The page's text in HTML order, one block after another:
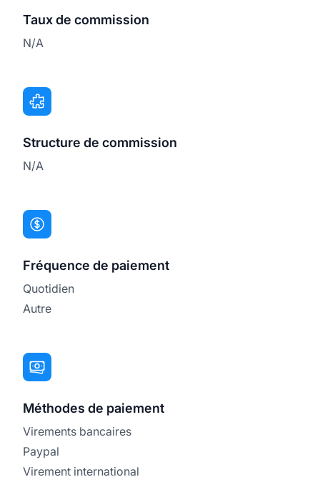
Taux de commission
N/A
Structure de commission
N/A
Fréquence de paiement
Quotidien
Autre
Méthodes de paiement
Virements bancaires
Paypal
Virement international